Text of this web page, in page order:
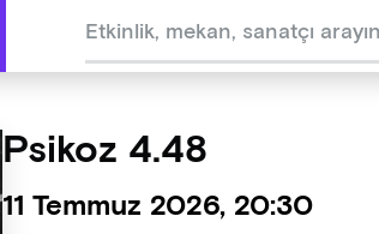
Psikoz 4.48
11 Temmuz 2026, 20:30